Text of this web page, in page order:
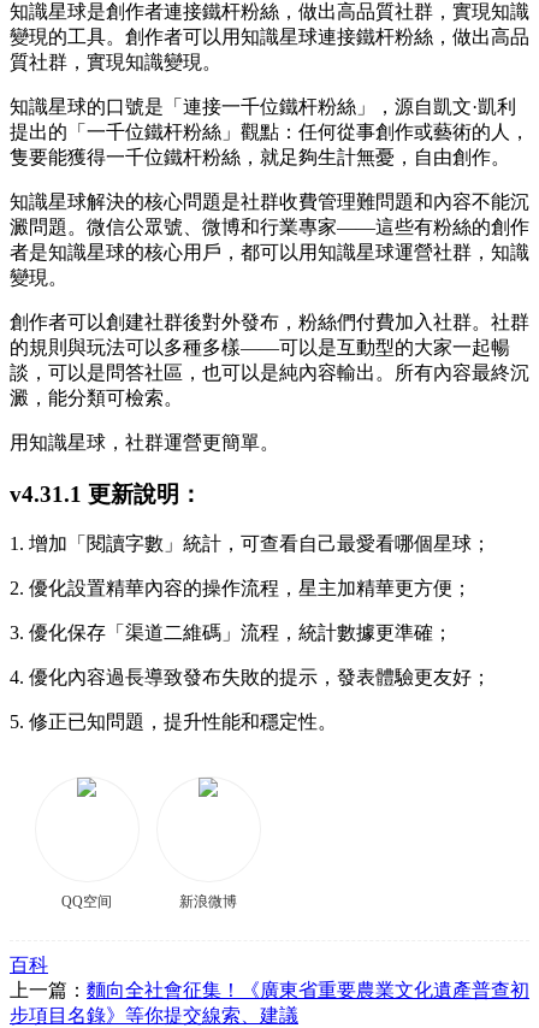
知識星球是創作者連接鐵杆粉絲，做出高品質社群，實現知識
變現的工具。創作者可以用知識星球連接鐵杆粉絲，做出高品
質社群，實現知識變現。
知識星球的口號是「連接一千位鐵杆粉絲」，源自凱文·凱利
提出的「一千位鐵杆粉絲」觀點：任何從事創作或藝術的人，
隻要能獲得一千位鐵杆粉絲，就足夠生計無憂，自由創作。
知識星球解決的核心問題是社群收費管理難問題和內容不能沉
澱問題。微信公眾號、微博和行業專家——這些有粉絲的創作
者是知識星球的核心用戶，都可以用知識星球運營社群，知識
變現。
創作者可以創建社群後對外發布，粉絲們付費加入社群。社群
的規則與玩法可以多種多樣——可以是互動型的大家一起暢
談，可以是問答社區，也可以是純內容輸出。所有內容最終沉
澱，能分類可檢索。
用知識星球，社群運營更簡單。
v4.31.1 更新說明：
1. 增加「閱讀字數」統計，可查看自己最愛看哪個星球；
2. 優化設置精華內容的操作流程，星主加精華更方便；
3. 優化保存「渠道二維碼」流程，統計數據更準確；
4. 優化內容過長導致發布失敗的提示，發表體驗更友好；
5. 修正已知問題，提升性能和穩定性。
QQ空间 新浪微博
百科
上一篇： 麵向全社會征集！《廣東省重要農業文化遺產普查初
步項目名錄》等你提交線索、建議